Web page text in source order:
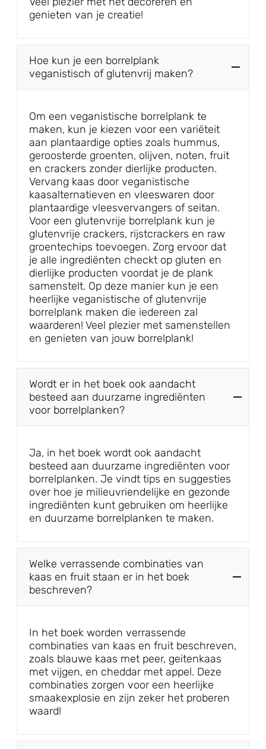
genieten van je creatie!
Hoe kun je een borrelplank
veganistisch of glutenvrij maken?
Om een veganistische borrelplank te
maken, kun je kiezen voor een variëteit
aan plantaardige opties zoals hummus,
geroosterde groenten, olijven, noten, fruit
en crackers zonder dierlijke producten.
Vervang kaas door veganistische
kaasalternatieven en vleeswaren door
plantaardige vleesvervangers of seitan.
Voor een glutenvrije borrelplank kun je
glutenvrije crackers, rijstcrackers en raw
groentechips toevoegen. Zorg ervoor dat
je alle ingrediënten checkt op gluten en
dierlijke producten voordat je de plank
samenstelt. Op deze manier kun je een
heerlijke veganistische of glutenvrije
borrelplank maken die iedereen zal
waarderen! Veel plezier met samenstellen
en genieten van jouw borrelplank!
Wordt er in het boek ook aandacht
besteed aan duurzame ingrediënten
voor borrelplanken?
Ja, in het boek wordt ook aandacht
besteed aan duurzame ingrediënten voor
borrelplanken. Je vindt tips en suggesties
over hoe je milieuvriendelijke en gezonde
ingrediënten kunt gebruiken om heerlijke
en duurzame borrelplanken te maken.
Welke verrassende combinaties van
kaas en fruit staan er in het boek
beschreven?
In het boek worden verrassende
combinaties van kaas en fruit beschreven,
zoals blauwe kaas met peer, geitenkaas
met vijgen, en cheddar met appel. Deze
combinaties zorgen voor een heerlijke
smaakexplosie en zijn zeker het proberen
waard!